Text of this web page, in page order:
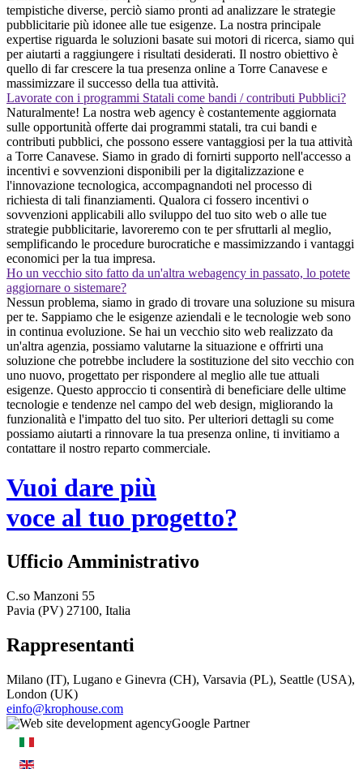
tempistiche diverse, perciò siamo pronti ad analizzare le strategie
pubblicitarie più idonee alle tue esigenze. La nostra principale
expertise riguarda le soluzioni basate sui motori di ricerca, siamo qui
per aiutarti a raggiungere i risultati desiderati. Il nostro obiettivo è
quello di far crescere la tua presenza online a Torre Canavese e
massimizzare il successo della tua attività.
Lavorate con i programmi Statali come bandi / contributi Pubblici?
Naturalmente! La nostra web agency è costantemente aggiornata
sulle opportunità offerte dai programmi statali, tra cui bandi e
contributi pubblici, che possono essere vantaggiosi per la tua attività
a Torre Canavese. Siamo in grado di fornirti supporto nell'accesso a
incentivi e sovvenzioni disponibili per la digitalizzazione e
l'innovazione tecnologica, accompagnandoti nel processo di
richiesta di tali finanziamenti. Qualora ci fossero incentivi o
sovvenzioni applicabili allo sviluppo del tuo sito web o alle tue
strategie pubblicitarie, lavoreremo con te per sfruttarli al meglio,
semplificando le procedure burocratiche e massimizzando i vantaggi
economici per la tua impresa.
Ho un vecchio sito fatto da un'altra webagency in passato, lo potete
aggiornare o sistemare?
Nessun problema, siamo in grado di trovare una soluzione su misura
per te. Sappiamo che le esigenze aziendali e le tecnologie web sono
in continua evoluzione. Se hai un vecchio sito web realizzato da
un'altra agenzia, possiamo valutarne la situazione e offrirti una
soluzione che potrebbe includere la sostituzione del sito vecchio con
uno nuovo, progettato per rispondere al meglio alle tue attuali
esigenze. Questo approccio ti consentirà di beneficiare delle ultime
tecnologie e tendenze nel campo del web design, migliorando la
funzionalità e l'impatto del tuo sito. Per ulteriori dettagli su come
possiamo aiutarti a rinnovare la tua presenza online, ti invitiamo a
contattare il nostro reparto commerciale.
Vuoi dare più
voce al tuo progetto?
Ufficio Amministrativo
C.so Manzoni 55
Pavia (PV) 27100, Italia
Rappresentanti
Milano (IT), Lugano e Ginevra (CH), Varsavia (PL), Seattle (USA),
London (UK)
einfo@krophouse.com